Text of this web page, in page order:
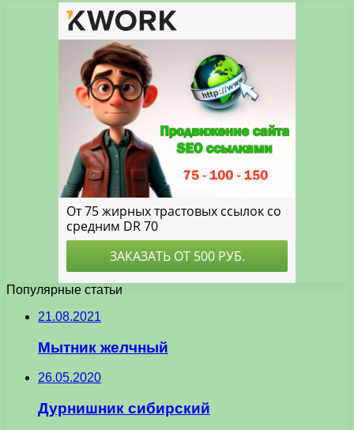
Популярные статьи
21.08.2021
Мытник желчный
26.05.2020
Дурнишник сибирский